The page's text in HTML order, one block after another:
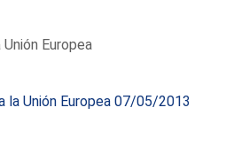
Europea
la Unión Europea 07/05/2013